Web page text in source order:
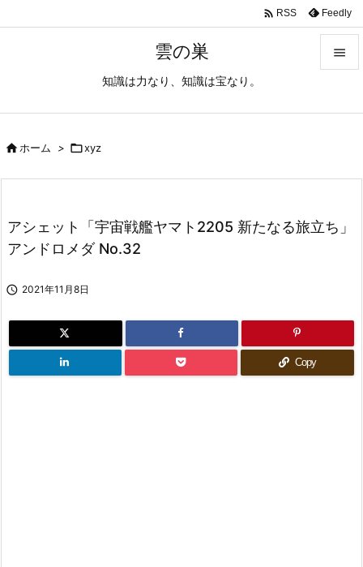
雲の巣
知識は力なり、知識は宝なり。

次へ
 RSS Feedly
ホーム > xyz
アシェット「宇宙戦艦ヤマト2205 新たなる旅立ち」
アンドロメダ No.32
 2021年11月8日
Copy